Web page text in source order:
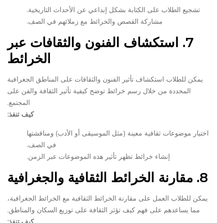
تشجيع الطلاب على الكتابة بشكل إبداعي عن الأحداث التاريخية.
مشاركة القصص والخرائط مع زملائهم في الصف.
7.
استكشاف الفنون والثقافات عبر
الخرائط
يمكن للطلاب استكشاف تأثير الفنون والثقافات على المناطق الجغرافية
المحددة من خلال رسم خرائط توضح كيفية تأثير الثقافة والفن على
المجتمع.
كيف تنفذ:
اختيار موضوعات ثقافية معينة (مثل الموسيقى أو الأدب) ومناقشتها
في الصف.
إنشاء خرائط تظهر تأثير هذه الموضوعات عبر الزمن.
8. مقارنة الخرائط الثقافية والجغرافية
يمكن للطلاب العمل على مقارنة الخرائط الثقافية مع الخرائط الجغرافية،
مما يساعدهم على فهم كيف تؤثر الثقافة على توزيع السكان والمناطق.